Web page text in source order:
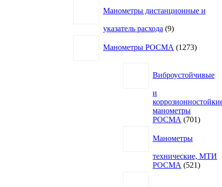
Манометры дистанционные и
указатель расхода 99
Манометры РОСМА
1273товара
Виброустойчивые
и
манометры
РОСМА
701701
Манометры
технические, МТИ
РОСМА
521521